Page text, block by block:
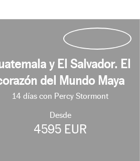
y El Salvador. El
del Mundo Maya
14 días con Percy Stormont
Desde
4595 EUR